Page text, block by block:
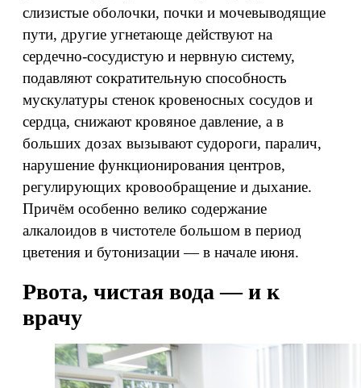
слизистые оболочки, почки и мочевыводящие
пути, другие угнетающе действуют на
сердечно-сосудистую и нервную систему,
подавляют сократительную способность
мускулатуры стенок кровеносных сосудов и
сердца, снижают кровяное давление, а в
больших дозах вызывают судороги, паралич,
нарушение функционирования центров,
регулирующих кровообращение и дыхание.
Причём особенно велико содержание
алкалоидов в чистотеле большом в период
цветения и бутонизации — в начале июня.
Рвота, чистая вода — и к
врачу